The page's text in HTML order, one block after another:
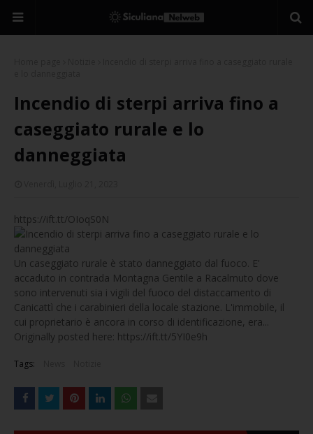
Incendio di sterpi arriva fino a
caseggiato rurale e lo
danneggiata
https://ift.tt/OIoqS0N
Un caseggiato rurale è stato danneggiato dal fuoco. E'
accaduto in contrada Montagna Gentile a Racalmuto dove
sono intervenuti sia i vigili del fuoco del distaccamento di
Canicattì che i carabinieri della locale stazione. L'immobile, il
cui proprietario è ancora in corso di identificazione, era...
Originally posted here: https://ift.tt/5YI0e9h
Tags: